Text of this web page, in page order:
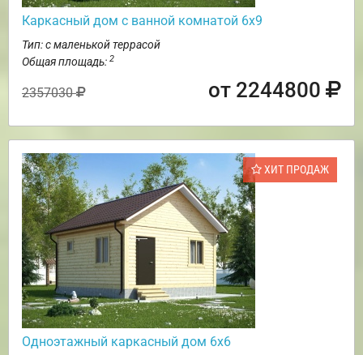
Каркасный дом с ванной комнатой 6х9
Тип: с маленькой террасой
Общая площадь: 2
2357030 от 2244800
ХИТ ПРОДАЖ
Одноэтажный каркасный дом 6х6